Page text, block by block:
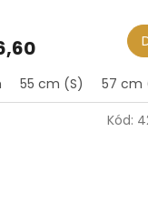
cm 59 cm (L)
55 cm (S) 57 cm
Kód: